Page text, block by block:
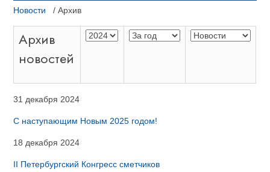
Новости / Архив
Архив
новостей
31 декабря 2024
С наступающим Новым 2025 годом!
18 декабря 2024
II Петербургский Конгресс сметчиков